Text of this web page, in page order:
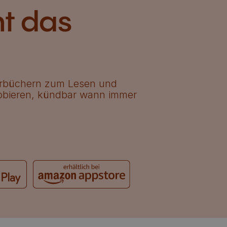
das
zum Lesen und
kündbar wann immer